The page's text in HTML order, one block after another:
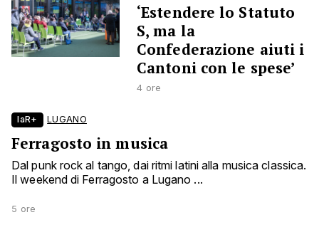
‘Estendere lo Statuto
S, ma la
Confederazione aiuti i
Cantoni con le spese’
4 ore
laR+ LUGANO
Ferragosto in musica
Dal punk rock al tango, dai ritmi latini alla musica classica.
Il weekend di Ferragosto a Lugano ...
5 ore